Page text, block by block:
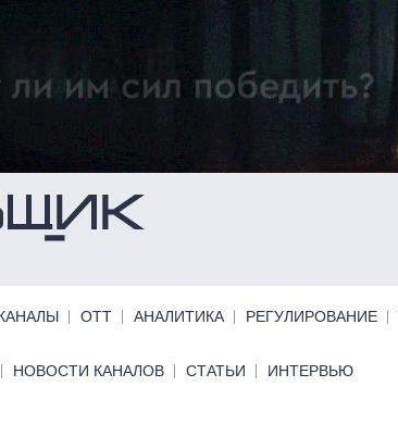
ОТТ АНАЛИТИКА РЕГУЛИРОВАНИЕ
НОВОСТИ КАНАЛОВ СТАТЬИ ИНТЕРВЬЮ